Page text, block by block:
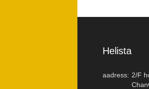
Helista
aadress: 2/F